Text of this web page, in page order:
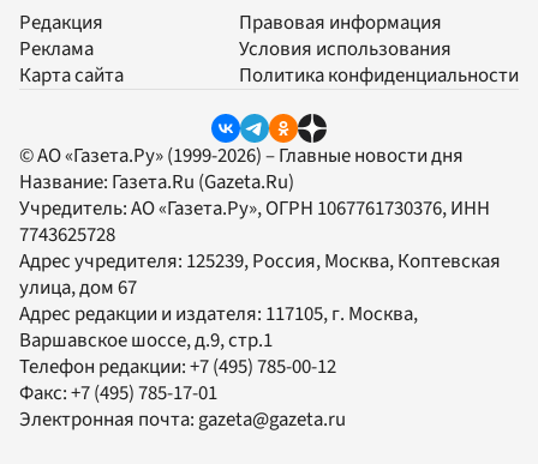
Редакция
Реклама
Карта сайта
Правовая информация
Условия использования
Политика конфиденциальности
© АО «Газета.Ру» (1999-2026) – Главные новости дня
Название: Газета.Ru (Gazeta.Ru)
Учредитель:АО «Газета.Ру», ОГРН 1067761730376, ИНН
7743625728
Адрес учредителя: 125239, Россия, Москва, Коптевская
улица, дом 67
Адрес редакции и издателя: 117105, г. Москва,
Варшавское шоссе, д.9, стр.1
Телефон редакции:+7 (495) 785-00-12
Факс:+7 (495) 785-17-01
Электронная почта: gazeta@gazeta.ru